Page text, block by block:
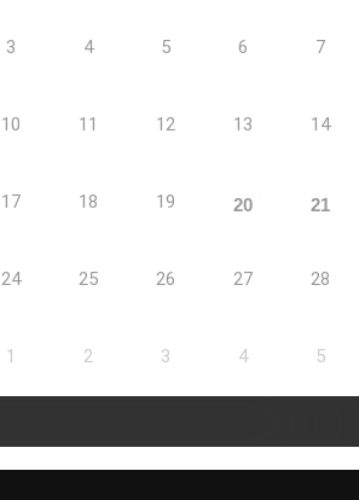
3 4 5 6 7
10 11 12 13 14
17 18 19 20 21
24 25 26 27 28
1 2 3 4 5